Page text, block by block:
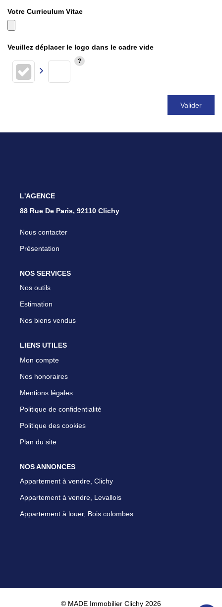
Votre Curriculum Vitae
Veuillez déplacer le logo dans le cadre vide
Valider
L'AGENCE
88 Rue De Paris, 92110 Clichy
Nous contacter
Présentation
NOS SERVICES
Nos outils
Estimation
Nos biens vendus
LIENS UTILES
Mon compte
Nos honoraires
Mentions légales
Politique de confidentialité
Politique des cookies
Plan du site
NOS ANNONCES
Appartement à vendre, Clichy
Appartement à vendre, Levallois
Appartement à louer, Bois colombes
© MADE Immobilier Clichy 2026